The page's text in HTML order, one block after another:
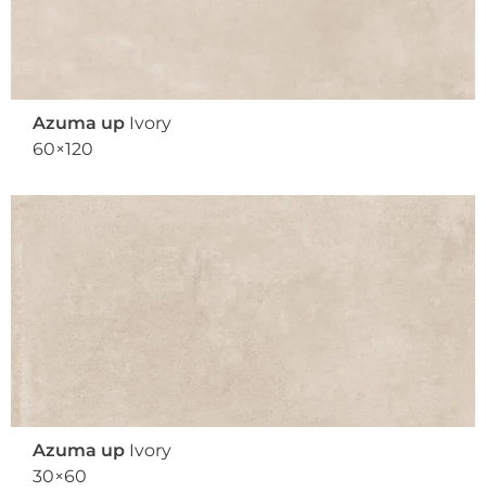
Azuma up Ivory
60×120
Azuma up Ivory
30×60